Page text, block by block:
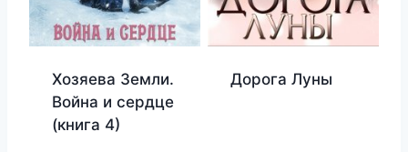
Хозяева Земли.
Война и сердце
(книга 4)
Дорога Луны